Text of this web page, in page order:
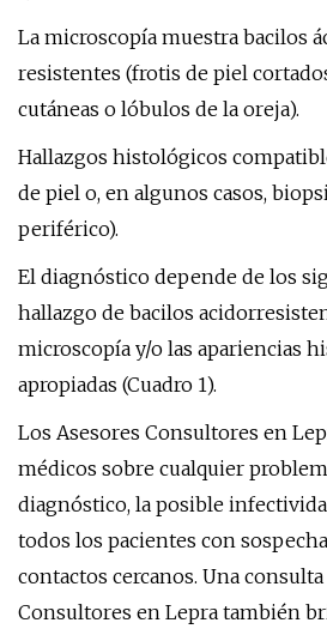
La microscopía muestra bacilos
resistentes (frotis de piel
cutáneas o lóbulos de la oreja).
Hallazgos histológicos
de piel o, en algunos casos,
periférico).
El diagnóstico depende de los
hallazgo de bacilos
microscopía y/o las apariencias
apropiadas (Cuadro 1).
Los Asesores Consultores en
médicos sobre cualquier
diagnóstico, la posible
todos los pacientes con
contactos cercanos. Una
Consultores en Lepra también